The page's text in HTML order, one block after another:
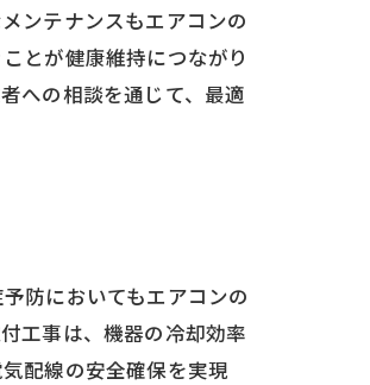
ンテナンスもエアコンの
とが健康維持につながり
への相談を通じて、最適
防においてもエアコンの
工事は、機器の冷却効率
配線の安全確保を実現